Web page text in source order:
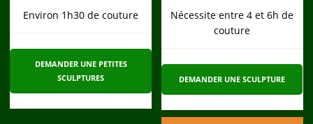
Environ 1h30 de couture
DEMANDER UNE PETITES
SCULPTURES
Nécessite entre 4 et 6h de
couture
DEMANDER UNE SCULPTURE